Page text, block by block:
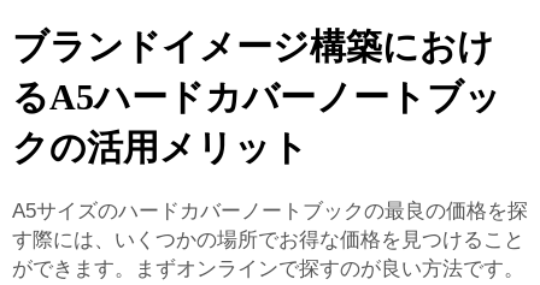
ブランドイメージ構築におけ
るA5ハードカバーノートブッ
クの活用メリット
A5サイズのハードカバーノートブックの最良の価格を探
す際には、いくつかの場所でお得な価格を見つけること
ができます。まずオンラインで探すのが良い方法です。